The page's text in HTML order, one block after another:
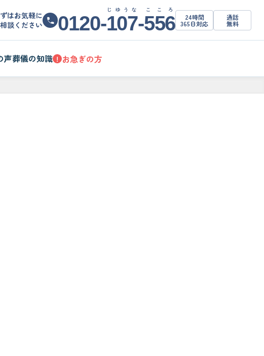
はお気軽に
談ください
0120-107
じゆうな
-556
こころ
24時間
365日対応
通話
無料
声葬儀の知識 ! お急ぎの方